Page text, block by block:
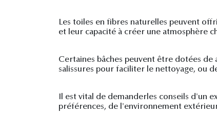
Les toiles en fibres naturelles peuvent
et leur capacité à créer une atmosphère
Certaines bâches peuvent être dotées
salissures pour faciliter le nettoyage, ou
Il est vital de demanderles conseils
préférences, de l'environnement